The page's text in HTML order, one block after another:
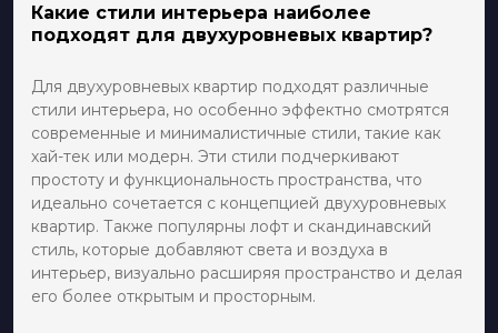
Какие стили интерьера наиболее
подходят для двухуровневых квартир?
Для двухуровневых квартир подходят различные
стили интерьера, но особенно эффектно смотрятся
современные и минималистичные стили, такие как
хай-тек или модерн. Эти стили подчеркивают
простоту и функциональность пространства, что
идеально сочетается с концепцией двухуровневых
квартир. Также популярны лофт и скандинавский
стиль, которые добавляют света и воздуха в
интерьер, визуально расширяя пространство и делая
его более открытым и просторным.